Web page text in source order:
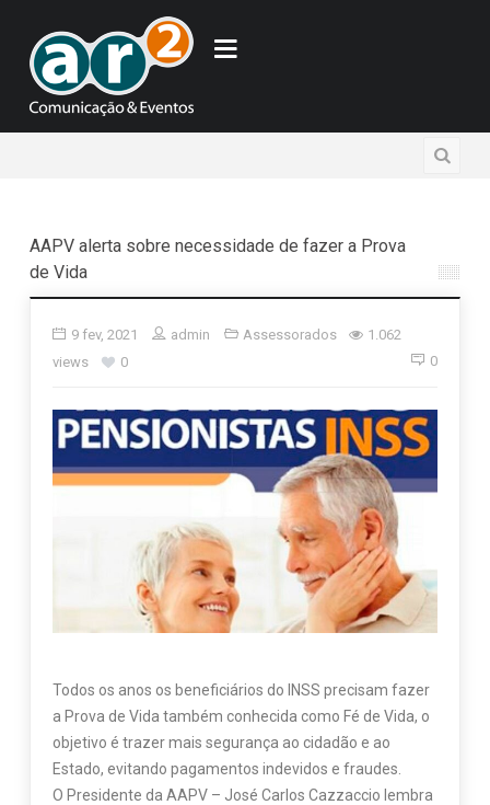
AAPV alerta sobre necessidade de fazer a Prova
de Vida
9 fev, 2021 admin Assessorados
1.062
views
0 0
Todos os anos os beneficiários do INSS precisam fazer
a Prova de Vida também conhecida como Fé de Vida, o
objetivo é trazer mais segurança ao cidadão e ao
Estado, evitando pagamentos indevidos e fraudes.
O Presidente da AAPV – José Carlos Cazzaccio lembra